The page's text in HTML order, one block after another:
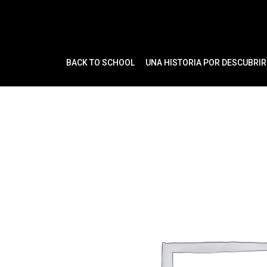
BACK TO SCHOOL UNA HISTORIA POR DESCUBRIR